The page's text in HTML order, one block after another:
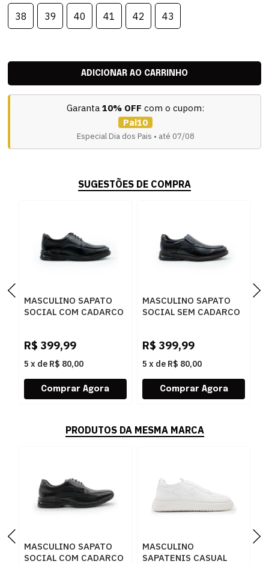
38 39 40 41 42 43
Garanta 10% OFF com o cupom:
Pai10
Especial Dia dos Pais • até 07/08
SUGESTÕES DE COMPRA
MASCULINO SAPATO
SOCIAL COM CADARCO
PRETO
R$ 399,99
5 x de R$ 80,00
MASCULINO SAPATO
SOCIAL SEM CADARCO
PRETO
R$ 399,99
5 x de R$ 80,00
PRODUTOS DA MESMA MARCA
MASCULINO SAPATO
SOCIAL COM CADARCO
MASCULINO
SAPATENIS CASUAL